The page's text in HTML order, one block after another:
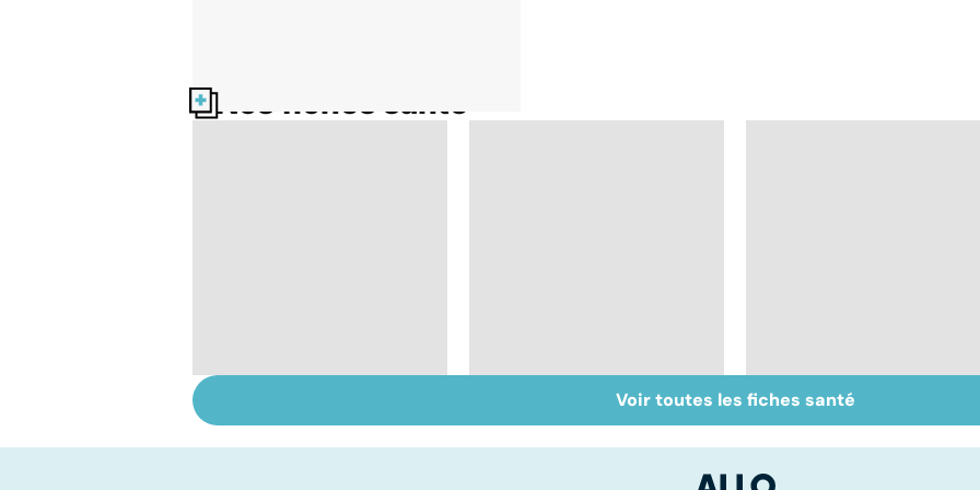
Nos fiches santé
infections
Inflammation des
amygdales : que faire
Suicide : prévenir le
passage à l'acte
Voir toutes les fiches santé